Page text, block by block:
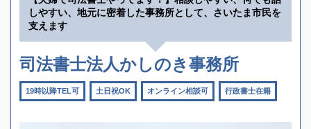
しやすい、地元に密着した事務所として、さいたま市民を
支えます
司法書士法人かしのき事務所
19時以降TEL可 土日祝OK オンライン相談可 行政書士在籍